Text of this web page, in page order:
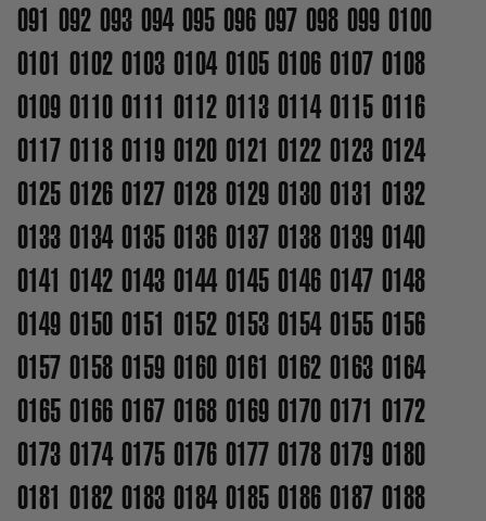
091 092 093 094 095 096 097 098 099 0100
0101 0102 0103 0104 0105 0106 0107 0108
0109 0110 0111 0112 0113 0114 0115 0116
0117 0118 0119 0120 0121 0122 0123 0124
0125 0126 0127 0128 0129 0130 0131 0132
0133 0134 0135 0136 0137 0138 0139 0140
0141 0142 0143 0144 0145 0146 0147 0148
0149 0150 0151 0152 0153 0154 0155 0156
0157 0158 0159 0160 0161 0162 0163 0164
0165 0166 0167 0168 0169 0170 0171 0172
0173 0174 0175 0176 0177 0178 0179 0180
0181 0182 0183 0184 0185 0186 0187 0188